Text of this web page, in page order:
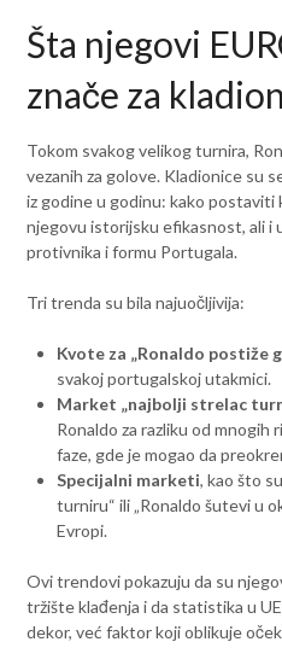
Šta njegovi
znače za
Tokom svakog velikog turnira,
vezanih za golove. Kladionice su
iz godine u godinu: kako postaviti
njegovu istorijsku efikasnost, ali i
protivnika i formu Portugala.
Tri trenda su bila najuočljivija:
Kvote za „Ronaldo postiže
svakoj portugalskoj utakmici.
Market „najbolji strelac
Ronaldo za razliku od mnogih
faze, gde je mogao da
Specijalni marketi, kao što
turniru“ ili „Ronaldo šutevi u
Evropi.
Ovi trendovi pokazuju da su
tržište klađenja i da statistika u
dekor, već faktor koji oblikuje